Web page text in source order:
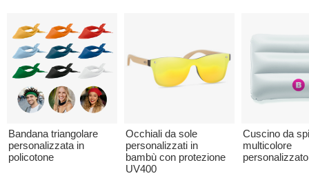
Bandana triangolare
personalizzata in
policotone
Occhiali da sole
personalizzati in
bambù con protezione
UV400
Cuscino da
multicolore
personalizzato